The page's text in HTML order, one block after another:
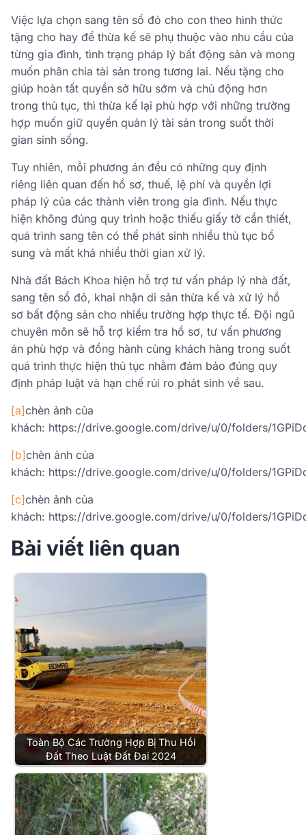
Việc lựa chọn sang tên sổ đỏ cho con theo hình thức
tặng cho hay để thừa kế sẽ phụ thuộc vào nhu cầu của
từng gia đình, tình trạng pháp lý bất động sản và mong
muốn phân chia tài sản trong tương lai. Nếu tặng cho
giúp hoàn tất quyền sở hữu sớm và chủ động hơn
trong thủ tục, thì thừa kế lại phù hợp với những trường
hợp muốn giữ quyền quản lý tài sản trong suốt thời
gian sinh sống.
Tuy nhiên, mỗi phương án đều có những quy định
riêng liên quan đến hồ sơ, thuế, lệ phí và quyền lợi
pháp lý của các thành viên trong gia đình. Nếu thực
hiện không đúng quy trình hoặc thiếu giấy tờ cần thiết,
quá trình sang tên có thể phát sinh nhiều thủ tục bổ
sung và mất khá nhiều thời gian xử lý.
Nhà đất Bách Khoa hiện hỗ trợ tư vấn pháp lý nhà đất,
sang tên sổ đỏ, khai nhận di sản thừa kế và xử lý hồ
sơ bất động sản cho nhiều trường hợp thực tế. Đội ngũ
chuyên môn sẽ hỗ trợ kiểm tra hồ sơ, tư vấn phương
án phù hợp và đồng hành cùng khách hàng trong suốt
quá trình thực hiện thủ tục nhằm đảm bảo đúng quy
định pháp luật và hạn chế rủi ro phát sinh về sau.
[a]chèn ảnh của
khách: https://drive.google.com/drive/u/0/folders/
[b]chèn ảnh của
khách: https://drive.google.com/drive/u/0/folders/
[c]chèn ảnh của
khách: https://drive.google.com/drive/u/0/folders/
Bài viết liên quan
Toàn Bộ Các Trường Hợp Bị Thu Hồi
Đất Theo Luật Đất Đai 2024